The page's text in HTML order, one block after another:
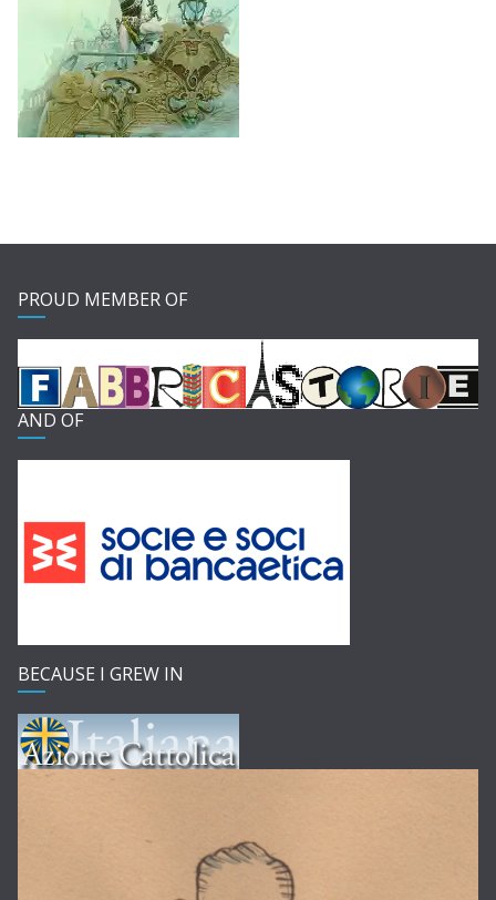
PROUD MEMBER OF
AND OF
BECAUSE I GREW IN